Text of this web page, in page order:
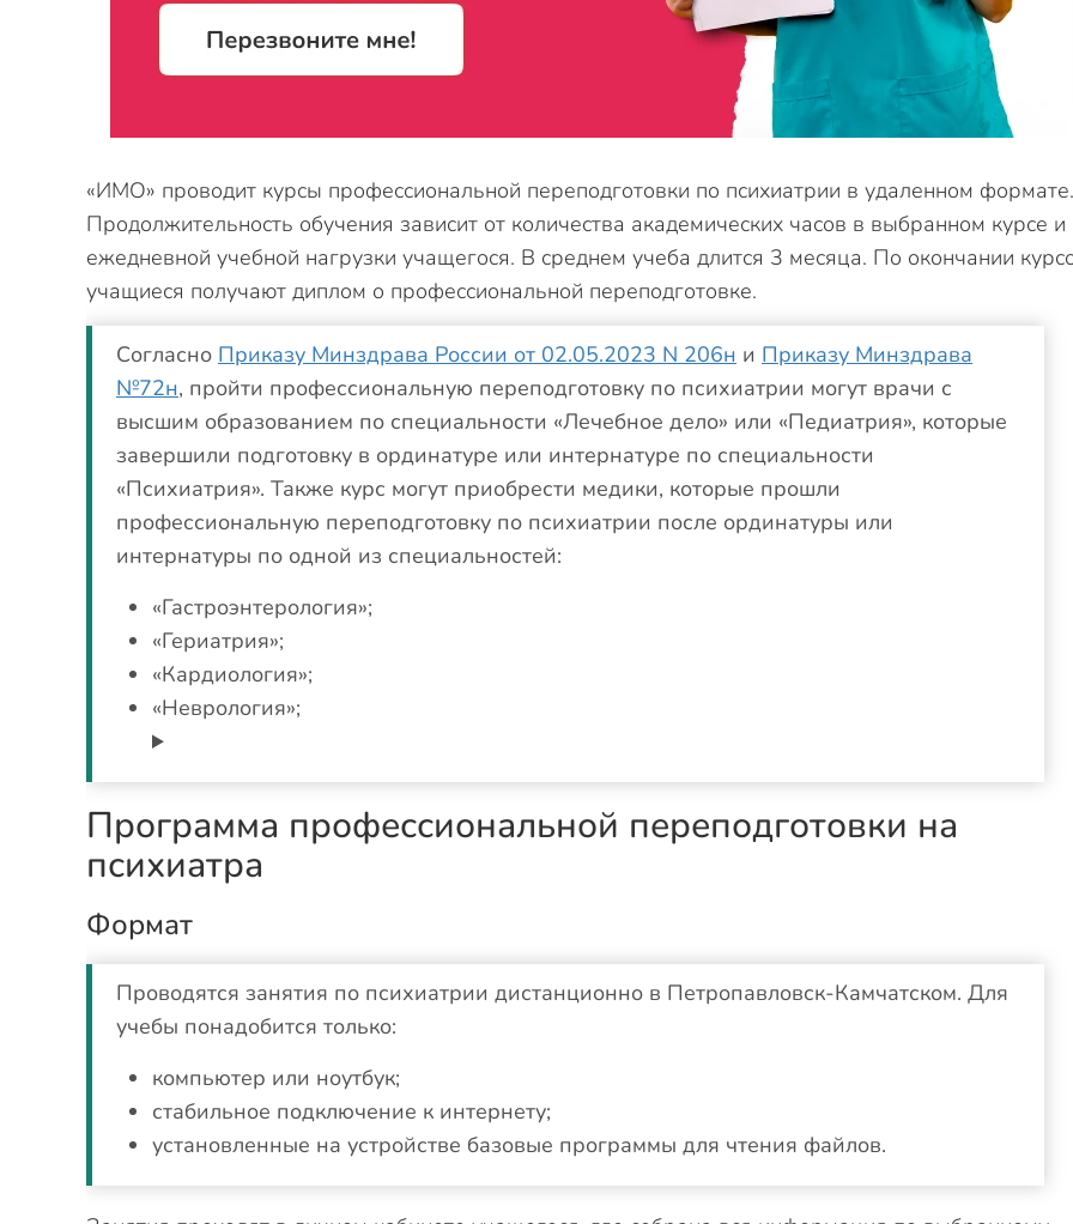
«ИМО» проводит курсы профессиональной переподготовки по психиатрии в удаленном формате.
Продолжительность обучения зависит от количества академических часов в выбранном курсе и
ежедневной учебной нагрузки учащегося. В среднем учеба длится 3 месяца. По окончании
учащиеся получают диплом о профессиональной переподготовке.
Согласно Приказу Минздрава России от 02.05.2023 N 206н и Приказу Минздрава
№72н, пройти профессиональную переподготовку по психиатрии могут врачи с
высшим образованием по специальности «Лечебное дело» или «Педиатрия», которые
завершили подготовку в ординатуре или интернатуре по специальности
«Психиатрия». Также курс могут приобрести медики, которые прошли
профессиональную переподготовку по психиатрии после ординатуры или
интернатуры по одной из специальностей:
«Гастроэнтерология»;
«Гериатрия»;
«Кардиология»;
«Неврология»;
Программа профессиональной переподготовки на
психиатра
Формат
Проводятся занятия по психиатрии дистанционно в Петропавловск-Камчатском. Для
учебы понадобится только:
компьютер или ноутбук;
стабильное подключение к интернету;
установленные на устройстве базовые программы для чтения файлов.